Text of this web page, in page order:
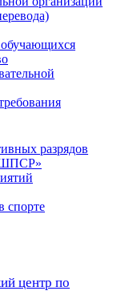
разрядов
спорте
центр по